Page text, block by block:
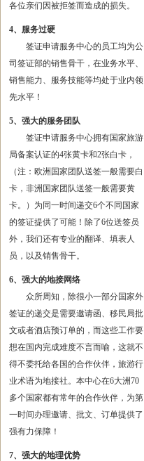
各位亲们因被拒签而造成的损失。
4、服务过硬
签证申请服务中心的员工均为公
司签证部的销售骨干，在业务水平、
销售能力、服务技能等均处于业内领
先水平！
5、强大的服务团队
签证申请服务中心拥有国家旅游
局备案认证的4张黄卡和2张白卡，
（注：欧洲国家团队送签一般需要白
卡，非洲国家团队送签一般需要黄
卡。）为同一时间递交6个不同国家
的签证提供了可能！除了6位送签员
外，我们还有专业的翻译、填表人
员，以及销售骨干。
6、强大的地接网络
众所周知，除很小一部分国家外
签证的递交是需要邀请函、移民局批
文或者酒店预订单的，而这些工作要
想在国内完成难度不言而喻，这就不
得不委托给各国的合作伙伴，旅游行
业术语为地接社。本中心在6大洲70
多个国家都有常年的合作伙伴，为第
一时间办理邀请、批文、订单提供了
强有力保障！
7、强大的地理优势